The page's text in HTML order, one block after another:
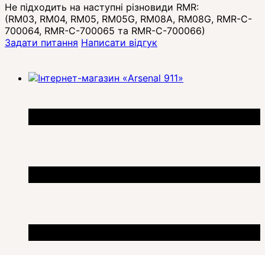
Не підходить на наступні різновиди RMR:
(RM03, RM04, RM05, RM05G, RM08A, RM08G, RMR-C-
700064, RMR-C-700065 та RMR-C-700066)
Задати питання Написати відгук